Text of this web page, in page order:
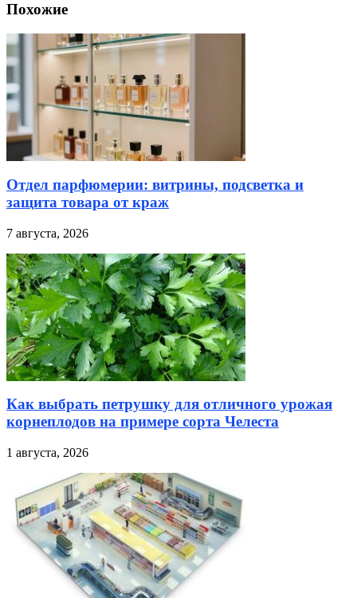
Похожие
Отдел парфюмерии: витрины, подсветка и
защита товара от краж
7 августа, 2026
Как выбрать петрушку для отличного урожая
корнеплодов на примере сорта Челеста
1 августа, 2026